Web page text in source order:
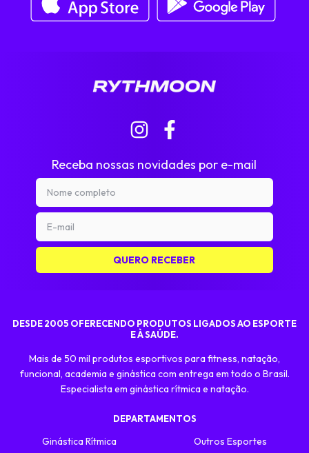
Receba nossas novidades por e-mail
DESDE 2005 OFERECENDO PRODUTOS LIGADOS AO ESPORTE
E À SAÚDE.
Mais de 50 mil produtos esportivos para fitness, natação,
funcional, academia e ginástica com entrega em todo o Brasil.
Especialista em ginástica rítmica e natação.
DEPARTAMENTOS
Ginástica Rítmica
Outros Esportes